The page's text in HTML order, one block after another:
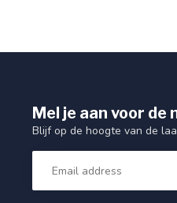
Mel je aan voor de
Blijf op de hoogte van de